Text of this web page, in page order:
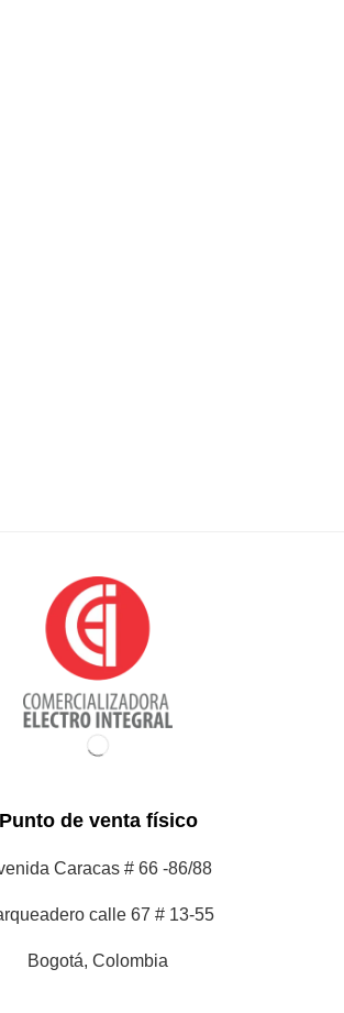
Punto de venta físico
Caracas # 66 -86/88
calle 67 # 13-55
Bogotá, Colombia